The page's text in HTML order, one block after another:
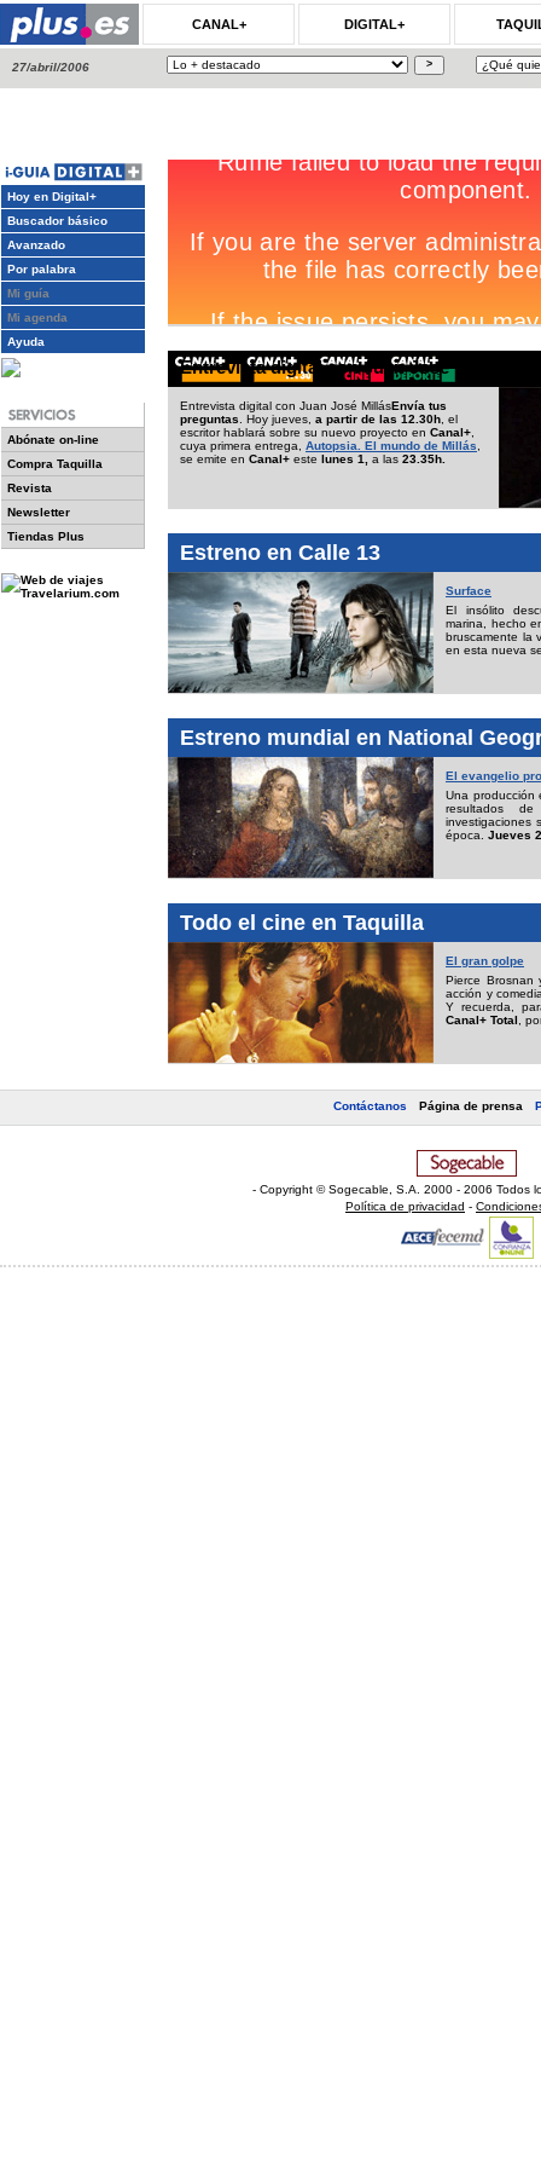
CANAL+ DIGITAL+
27/abril/2006
Hoy en Digital+
Buscador básico
Avanzado
Por palabra
Mi guía
Mi agenda
Ayuda
Abónate on-line
Compra Taquilla
Revista
Newsletter
Tiendas Plus
Entrevista digital con Juan José Millás
Entrevista digital con Juan José MillásEnvía tus
preguntas . Hoy jueves, a partir de las 12.30h , el
escritor hablará sobre su nuevo proyecto en Canal+
cuya primera entrega, Autopsia. El mundo de Millás
se emite en Canal+ este lunes 1, a las 23.35h.
Estreno en Calle 13
Surface
El insólito
marina, hecho
bruscamente la
en esta nueva
Estreno mundial en National
El evangelio
Una producción
resultados
investigaciones
época. Jueves
Todo el cine en Taquilla
El gran golpe
Pierce Brosnan
acción y
Y recuerda,
Canal+ Total ,
Contáctanos Página de prensa
- Copyright © Sogecable, S.A
2000 - 2006 Todos
Política de privacidad -